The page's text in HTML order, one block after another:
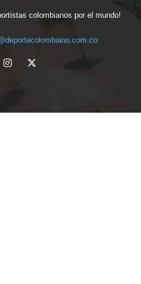
colombianos por el mundo!